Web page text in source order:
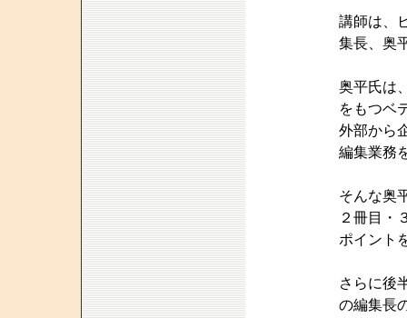
講師は、
集長、奥
奥平氏は
をもつベ
外部から
編集業務
そんな奥
２冊目・
ポイント
さらに後
の編集長